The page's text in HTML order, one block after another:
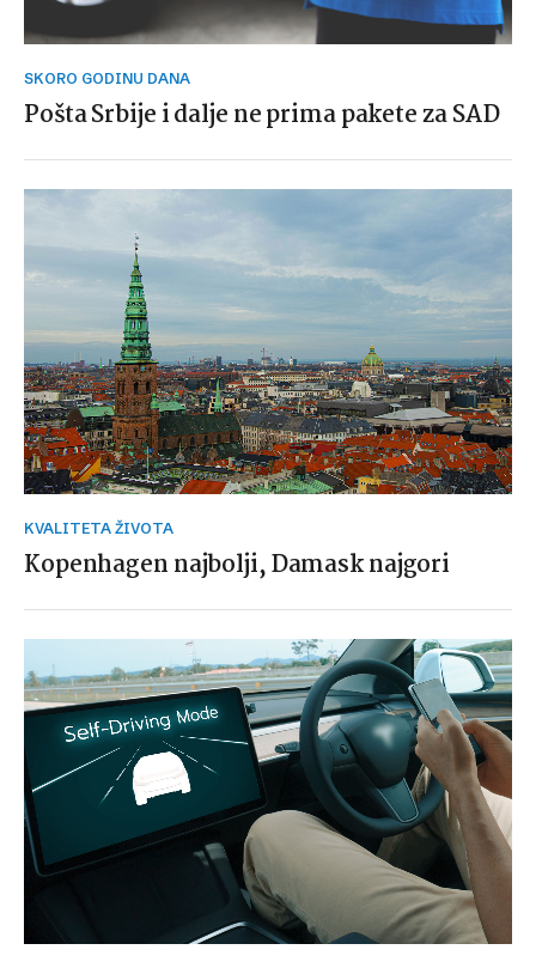
SKORO GODINU DANA
Pošta Srbije i dalje ne prima pakete za SAD
KVALITETA ŽIVOTA
Kopenhagen najbolji, Damask najgori